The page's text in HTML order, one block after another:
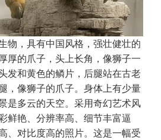
物，具有中国风格，强壮健壮的
厚的爪子，头上长角，像狮子一
发和黄色的鳞片，后腿站在古老
，像狮子的爪子。身体上有少量
是多云的天空。采用奇幻艺术风
鲜艳、分辨率高、细节丰富逼
、对比度高的照片。这是一幅受